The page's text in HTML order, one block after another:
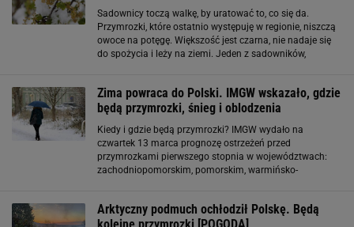
Sadownicy toczą walkę, by uratować to, co się da.
Przymrozki, które ostatnio występuję w regionie, niszczą
owoce na potęgę. Większość jest czarna, nie nadaje się
do spożycia i leży na ziemi. Jeden z sadowników,
Zima powraca do Polski. IMGW wskazało, gdzie
będą przymrozki, śnieg i oblodzenia
Kiedy i gdzie będą przymrozki? IMGW wydało na
czwartek 13 marca prognozę ostrzeżeń przed
przymrozkami pierwszego stopnia w województwach:
zachodniopomorskim, pomorskim, warmińsko-
Alerty pojawią
Arktyczny podmuch ochłodził Polskę. Będą
kolejne przymrozki [POGODA]